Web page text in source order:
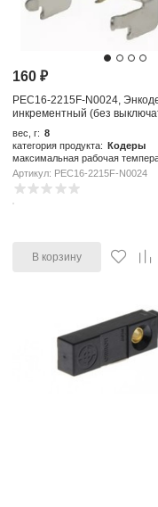
160₽
PEC16-2215F-N0024,
инкрементный (без
вес, г: 8
категория продукта: Кодеры
максимальная рабочая
Артикул: PEC16-2215F-N0024
В корзину